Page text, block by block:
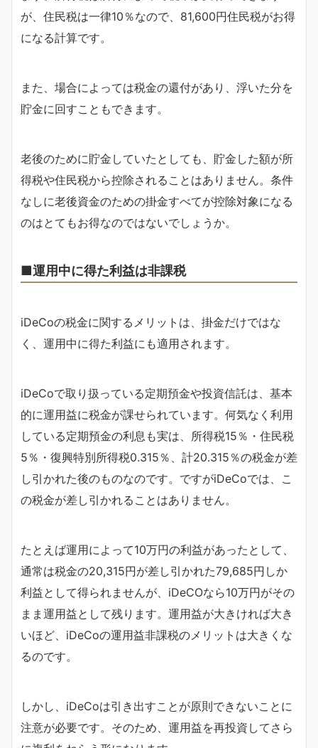
が、住民税は一律10％なので、81,600円住民税がお得
になる計算です。
また、場合によっては税金の還付があり、浮いた分を
貯金に回すこともできます。
老後のために貯金していたとしても、貯金した額が所
得税や住民税から控除されることはありません。条件
なしに老後資金のための掛金すべてが控除対象になる
のはとてもお得なのではないでしょうか。
■運用中に得た利益は非課税
iDeCoの税金に関するメリットは、掛金だけではな
く、運用中に得た利益にも適用されます。
iDeCoで取り扱っている定期預金や投資信託は、基本
的に運用益に税金が課せられています。何気なく利用
している定期預金の利息も実は、所得税15％・住民税
5％・復興特別所得税0.315％、計20.315％の税金が差
し引かれた後のものなのです。ですがiDeCoでは、こ
の税金が差し引かれることはありません。
たとえば運用によって10万円の利益があったとして、
通常は税金の20,315円が差し引かれた79,685円しか
利益として得られませんが、iDeCOなら10万円がその
まま運用益として残ります。運用益が大きければ大き
いほど、iDeCoの運用益非課税のメリットは大きくな
るのです。
しかし、iDeCoは引き出すことが原則できないことに
注意が必要です。そのため、運用益を再投資してさら